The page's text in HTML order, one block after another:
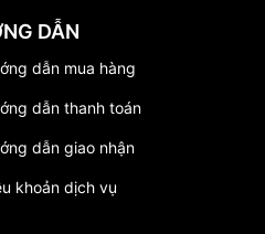
DẪN
dẫn mua hàng
dẫn thanh toán
dẫn giao nhận
khoản dịch vụ